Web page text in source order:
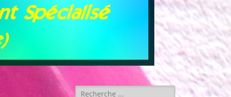
Rechercher :